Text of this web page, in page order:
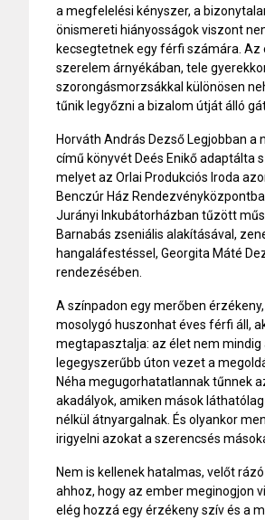
a megfelelési kényszer, a
önismereti hiányosságok viszont
kecsegtetnek egy férfi számára. Az
szerelem árnyékában, tele
szorongásmorzsákkal különösen
tűnik legyőzni a bizalom útját álló
Horváth András Dezső Legjobban a
című könyvét Deés Enikő adaptálta
melyet az Orlai Produkciós Iroda
Benczúr Ház
Jurányi Inkubátorházban tűzött
Barnabás zseniális alakításával,
hangaláfestéssel, Georgita Máté
rendezésében.
A színpadon egy merőben
mosolygó huszonhat éves férfi áll,
megtapasztalja: az élet nem mindig
legegyszerűbb úton vezet a
Néha megugorhatatlannak tűnnek
akadályok, amiken mások
nélkül átnyargalnak. És olyankor
irigyelni azokat a szerencsés
Nem is kellenek hatalmas, velőt
ahhoz, hogy az ember meginogjon
elég hozzá egy érzékeny szív és a